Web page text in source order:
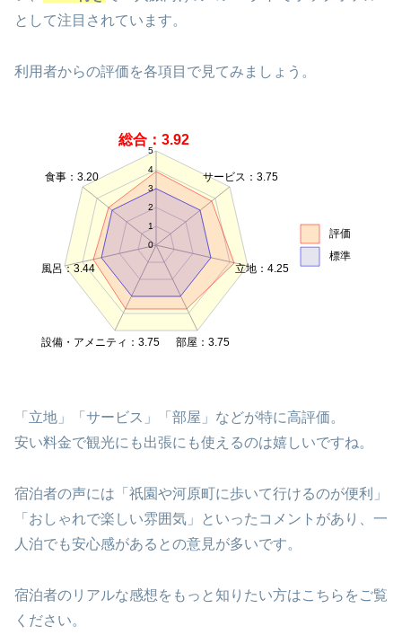
として注目されています。
利用者からの評価を各項目で見てみましょう。
0
1
2
3
4
5
総合：3.92
サービス：3.75
立地：4.25
部屋：3.75
設備・アメニティ：3.75
風呂：3.44
食事：3.20
評価
標準
「立地」「サービス」「部屋」などが特に高評価。
安い料金で観光にも出張にも使えるのは嬉しいですね。
宿泊者の声には「祇園や河原町に歩いて行けるのが便利」
「おしゃれで楽しい雰囲気」といったコメントがあり、一
人泊でも安心感があるとの意見が多いです。
宿泊者のリアルな感想をもっと知りたい方はこちらをご覧
ください。